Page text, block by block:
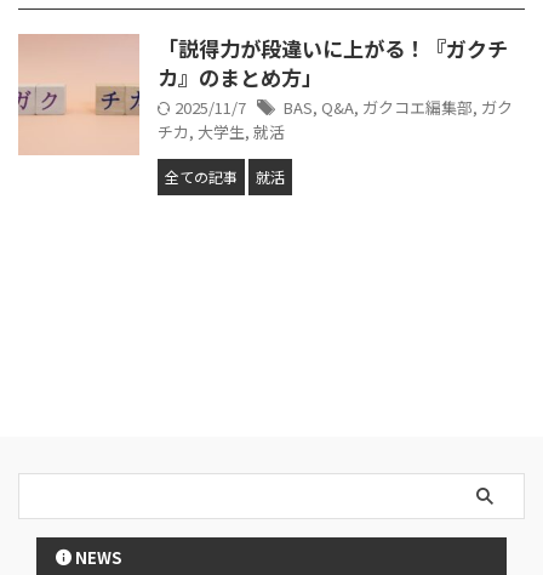
「説得力が段違いに上がる！『ガクチ
カ』のまとめ方」
2025/11/7 BAS, Q&A, ガクコエ編集部, ガク
チカ, 大学生, 就活
全ての記事 就活
NEWS